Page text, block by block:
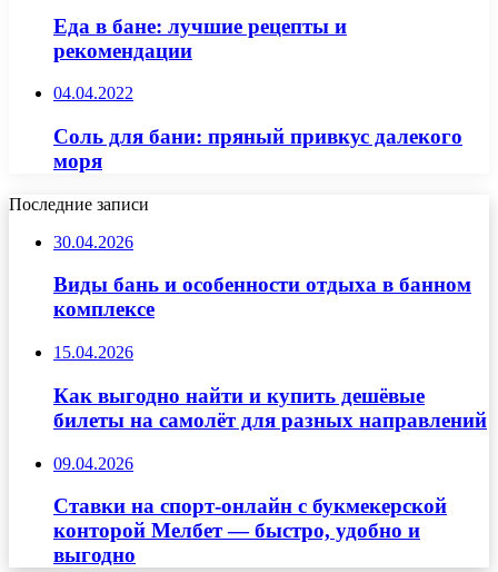
Еда в бане: лучшие рецепты и
рекомендации
04.04.2022
Соль для бани: пряный привкус далекого
моря
Последние записи
30.04.2026
Виды бань и особенности отдыха в банном
комплексе
15.04.2026
Как выгодно найти и купить дешёвые
билеты на самолёт для разных направлений
09.04.2026
Ставки на спорт-онлайн с букмекерской
конторой Мелбет — быстро, удобно и
выгодно